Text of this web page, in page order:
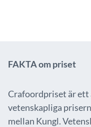
FAKTA om priset
Crafoordpriset är
vetenskapliga
mellan Kungl.